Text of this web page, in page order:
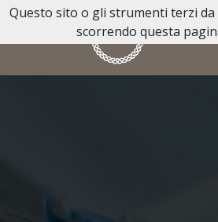
Questo sito o gli strumenti terzi
scorrendo questa